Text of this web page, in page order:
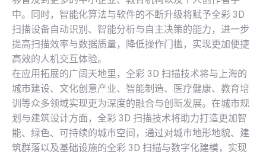
中。同时，智能化算法与软件的不断升级将赋予全彩 3D
扫描设备自动识别、智能分析与自主决策的能力，进一步
提高扫描效率与数据质量，降低操作门槛，实现更加便捷
高效的人机交互体验。
在应用拓展的广阔天地里，全彩 3D 扫描技术将与上海的
城市建设、文化创意产业、智能制造、医疗健康、教育培
训等众多领域实现更为深度的融合与创新发展。在城市规
划与建筑设计方面，全彩 3D 扫描技术将助力打造更加智
能、绿色、可持续的城市空间，通过对城市地形地貌、建
筑群落以及基础设施的全彩 3D 扫描与数字化建模，实现